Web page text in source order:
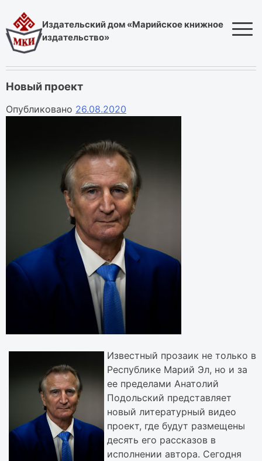
to
content
Издательский дом «Марийское книжное
издательство»
Новый проект
Опубликовано 26.08.2020
Известный прозаик не только в
Республике Марий Эл, но и за
ее пределами Анатолий
Подольский представляет
новый литературный видео
проект, где будут размещены
десять его рассказов в
исполнении автора. Сегодня